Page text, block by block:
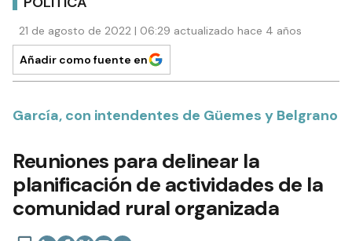
21 de agosto de 2022 | 06:29 actualizado hace 4 años
Añadir como fuente en
García, con intendentes de Güemes y Belgrano
Reuniones para delinear la
planificación de actividades de la
comunidad rural organizada